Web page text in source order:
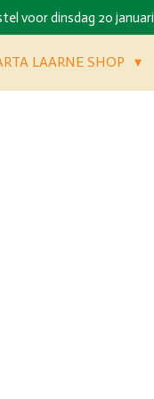
voor dinsdag 20 januari
LAARNE SHOP